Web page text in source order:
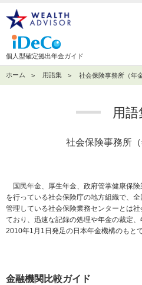
個人型確定拠出年金ガイド
ホーム 用語集 社会保険事務所（年
用語
社会保険事務所（
国民年金、厚生年金、政府管掌健康保
を行っている社会保険庁の地方組織で、
管理している社会保険業務センターとは
ており、迅速な記録の処理や年金の裁定、
2010年1月1日発足の日本年金機構のもと
金融機関比較ガイド